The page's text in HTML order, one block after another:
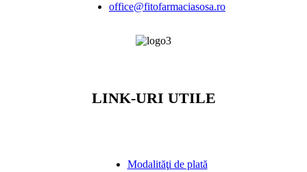
office@fitofarmaciasosa.ro
LINK-URI UTILE
Modalităţi de plată